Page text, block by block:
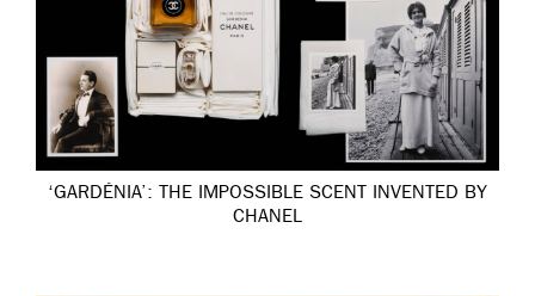
‘GARDÉNIA’: THE IMPOSSIBLE SCENT INVENTED BY
CHANEL